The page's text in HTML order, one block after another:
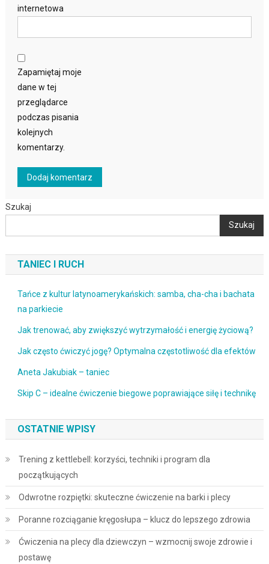
internetowa
Zapamiętaj moje
dane w tej
przeglądarce
podczas pisania
kolejnych
komentarzy.
Szukaj
Szukaj
TANIEC I RUCH
Tańce z kultur latynoamerykańskich: samba, cha-cha i bachata
na parkiecie
Jak trenować, aby zwiększyć wytrzymałość i energię życiową?
Jak często ćwiczyć jogę? Optymalna częstotliwość dla efektów
Aneta Jakubiak – taniec
Skip C – idealne ćwiczenie biegowe poprawiające siłę i technikę
OSTATNIE WPISY
Trening z kettlebell: korzyści, techniki i program dla
początkujących
Odwrotne rozpiętki: skuteczne ćwiczenie na barki i plecy
Poranne rozciąganie kręgosłupa – klucz do lepszego zdrowia
Ćwiczenia na plecy dla dziewczyn – wzmocnij swoje zdrowie i
postawę